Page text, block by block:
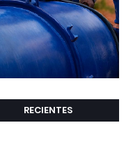
RECIENTES